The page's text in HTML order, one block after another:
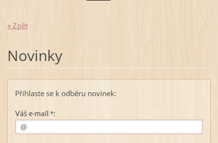
« Zpět
Novinky
Přihlaste se k odběru novinek:
Váš e-mail *: